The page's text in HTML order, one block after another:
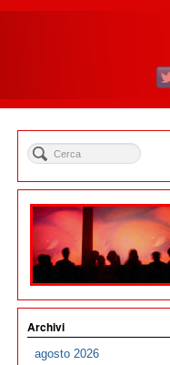
Archivi
agosto 2026